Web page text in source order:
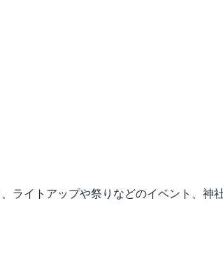
ライトアップや祭りなどのイベント、神